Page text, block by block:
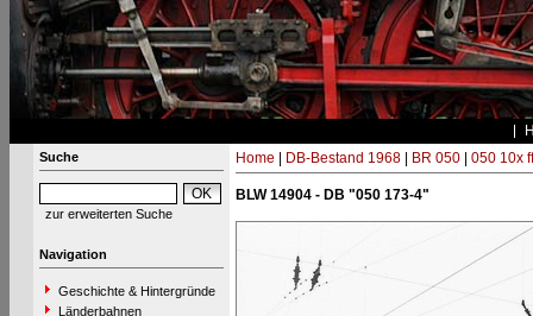
Suche
zur erweiterten Suche
Navigation
Geschichte & Hintergründe
Länderbahnen
Home DB-Bestand 1968| BR 050| 050 10x ff
BLW 14904 - DB "050 173-4"